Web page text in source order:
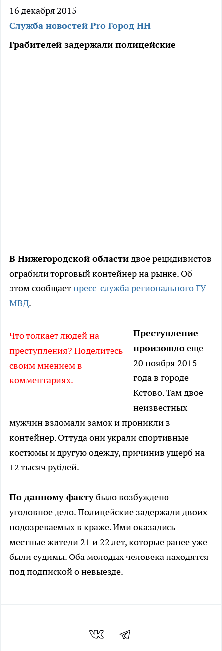
16 декабря 2015
Служба новостей Pro Город НН
Грабителей задержали полицейские
В Нижегородской областидвое рецидивистов
ограбили торговый контейнер на рынке. Об
этом сообщаетпресс-служба регионального ГУ
МВД.
Что толкает людей на
преступления? Поделитесь
своим мнением в
комментариях.
Преступление
произошлоеще
20 ноября 2015
года в городе
Кстово. Там двое
неизвестных
мужчин взломали замок и проникли в
контейнер. Оттуда они украли спортивные
костюмы и другую одежду, причинив ущерб на
12 тысяч рублей.
По данному фактубыло возбуждено
уголовное дело. Полицейские задержали двоих
подозреваемых в краже. Ими оказались
местные жители 21 и 22 лет, которые ранее уже
были судимы. Оба молодых человека находятся
под подпиской о невыезде.